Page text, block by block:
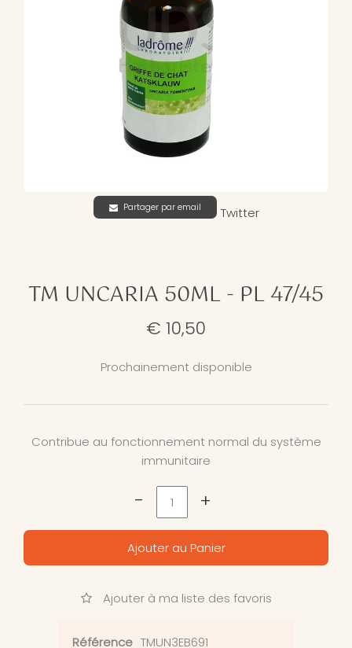
Partager par email Twitter
TM UNCARIA 50ML - PL 47/45
€ 10,50
Prochainement disponible
Contribue au fonctionnement normal du système
immunitaire
- +
Ajouter au Panier
Ajouter à ma liste des favoris
Référence TMUN3EB691